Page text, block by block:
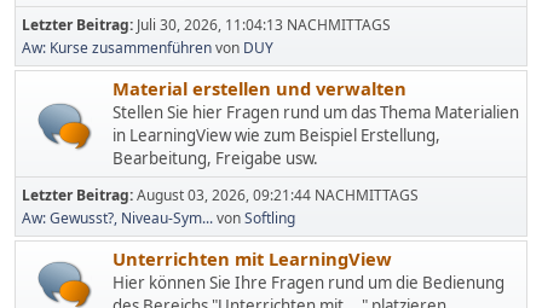
Letzter Beitrag: Juli 30, 2026, 11:04:13 NACHMITTAGS
Aw: Kurse zusammenführenvon DUY
Material erstellen und verwalten
Stellen Sie hier Fragen rund um das Thema Materialien
in LearningView wie zum Beispiel Erstellung,
Bearbeitung, Freigabe usw.
Letzter Beitrag:August 03, 2026, 09:21:44 NACHMITTAGS
Aw: Gewusst?, Niveau-Sym...vonSoftling
Unterrichten mit LearningView
Hier können Sie Ihre Fragen rund um die Bedienung